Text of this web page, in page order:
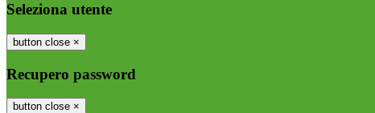
Seleziona utente
button close ×
Recupero password
button close ×